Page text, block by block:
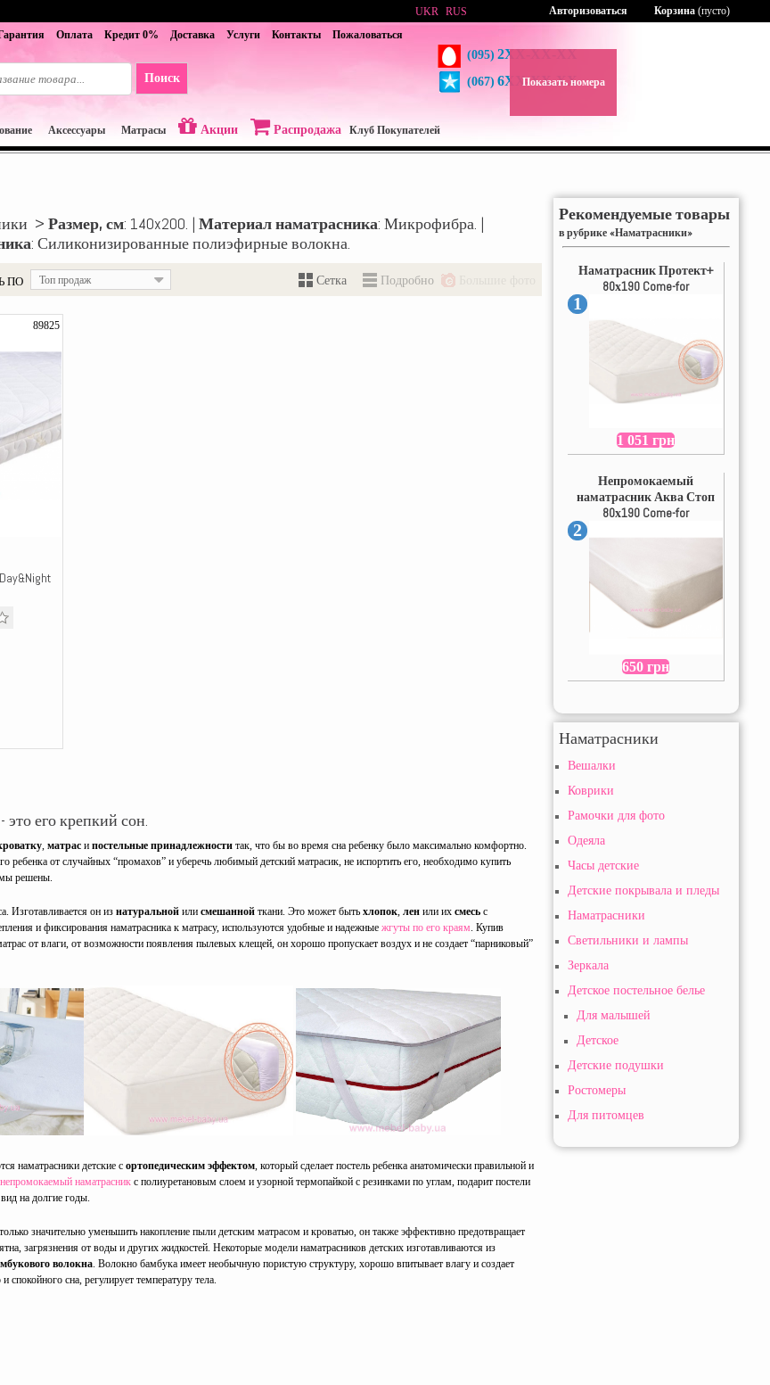
Оплата Кредит 0% Доставка Услуги Контакты Пожаловаться
(095) 2XX-XX-XX
(067) 6XX-XX-XX
Показать номера
UKR RUS Корзина (пусто)
Авторизоваться
Аксессуары Матрасы Акции Распродажа Клуб Покупателей
> Размер, см: 140x200. | Материал наматрасника: Микрофибра. |
: Силиконизированные полиэфирные волокна.
ПО Топ продаж Сетка Подробно
89825
это его крепкий сон.
, матрас и постельные принадлежности так, что бы во время сна ребенку было максимально комфортно.
ребенка от случайных “промахов” и уберечь любимый детский матрасик, не испортить его, необходимо купить
решены.
Изготавливается он из натуральной или смешанной ткани. Это может быть хлопок, лен или их смесь с
и фиксирования наматрасника к матрасу, используются удобные и надежные жгуты по его краям. Купив
от влаги, от возможности появления пылевых клещей, он хорошо пропускает воздух и не создает “парниковый”
наматрасники детские с ортопедическим эффектом, который сделает постель ребенка анатомически правильной и
непромокаемый наматрасник с полиуретановым слоем и узорной термопайкой с резинками по углам, подарит постели
на долгие годы.
значительно уменьшить накопление пыли детским матрасом и кроватью, он также эффективно предотвращает
загрязнения от воды и других жидкостей. Некоторые модели наматрасников детских изготавливаются из
волокна. Волокно бамбука имеет необычную пористую структуру, хорошо впитывает влагу и создает
сна, регулирует температуру тела.
Рекомендуемые товары
в рубрике «Наматрасники»
Наматрасник Протект+
80х190 Come-for
1
1 051 грн
Непромокаемый
наматрасник Аква Стоп
80х190 Come-for
2
650 грн
Наматрасники
Вешалки
Коврики
Рамочки для фото
Одеяла
Часы детские
Детские покрывала и пледы
Наматрасники
Светильники и лампы
Зеркала
Детское постельное белье
Для малышей
Детское
Детские подушки
Ростомеры
Для питомцев